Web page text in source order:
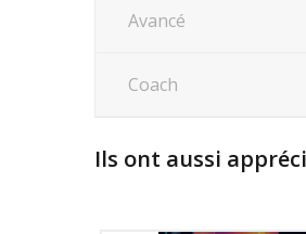
Avancé
Coach
Ils ont aussi